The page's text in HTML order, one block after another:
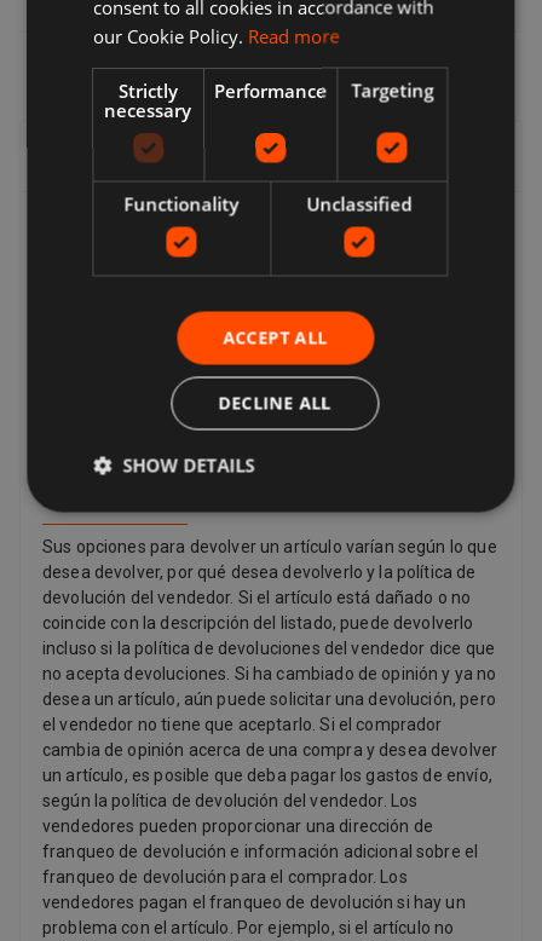
Entrega, devoluciones y reembolsos
Los vendedores ofrecen una variedad de opciones de
conveniente. Muchos vendedores ofrecen entrega
gratuita. Siempre puede encontrar el costo de envío y la
fecha de entrega estimada en una lista del vendedor.
Luego podrá ver una lista completa de opciones de
entrega durante el pago. Estos pueden incluir: entrega
Collect, colección local gratuita del vendedor.
Sus opciones para devolver un artículo varían según lo que
desea devolver, por qué desea devolverlo y la política de
devolución del vendedor. Si el artículo está dañado o no
coincide con la descripción del listado, puede devolverlo
incluso si la política de devoluciones del vendedor dice que
no acepta devoluciones. Si ha cambiado de opinión y ya no
desea un artículo, aún puede solicitar una devolución, pero
el vendedor no tiene que aceptarlo. Si el comprador
cambia de opinión acerca de una compra y desea devolver
un artículo, es posible que deba pagar los gastos de envío,
según la política de devolución del vendedor. Los
vendedores pueden proporcionar una dirección de
franqueo de devolución e información adicional sobre el
franqueo de devolución para el comprador. Los
vendedores pagan el franqueo de devolución si hay un
problema con el artículo. Por ejemplo, si el artículo no
consent to all cookies in accordance with
our Cookie Policy. Read more
Strictly
necessary
Performance Targeting
Functionality Unclassified
ACCEPT ALL
DECLINE ALL
SHOW DETAILS